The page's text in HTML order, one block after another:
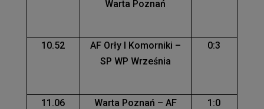
Warta Poznań
10.52
AF Orły I Komorniki –
SP WP Września
0:3
11.06
Warta Poznań – AF
1:0